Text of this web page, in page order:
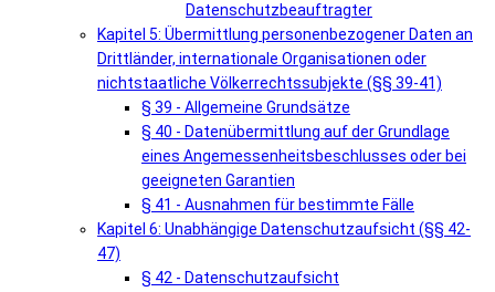
Datenschutzbeauftragter
Kapitel 5: Übermittlung personenbezogener Daten an
Drittländer, internationale Organisationen oder
nichtstaatliche Völkerrechtssubjekte (§§ 39-41)
§ 39 - Allgemeine Grundsätze
§ 40 - Datenübermittlung auf der Grundlage
eines Angemessenheitsbeschlusses oder bei
geeigneten Garantien
§ 41 - Ausnahmen für bestimmte Fälle
Kapitel 6: Unabhängige Datenschutzaufsicht (§§ 42-
47)
§ 42 - Datenschutzaufsicht